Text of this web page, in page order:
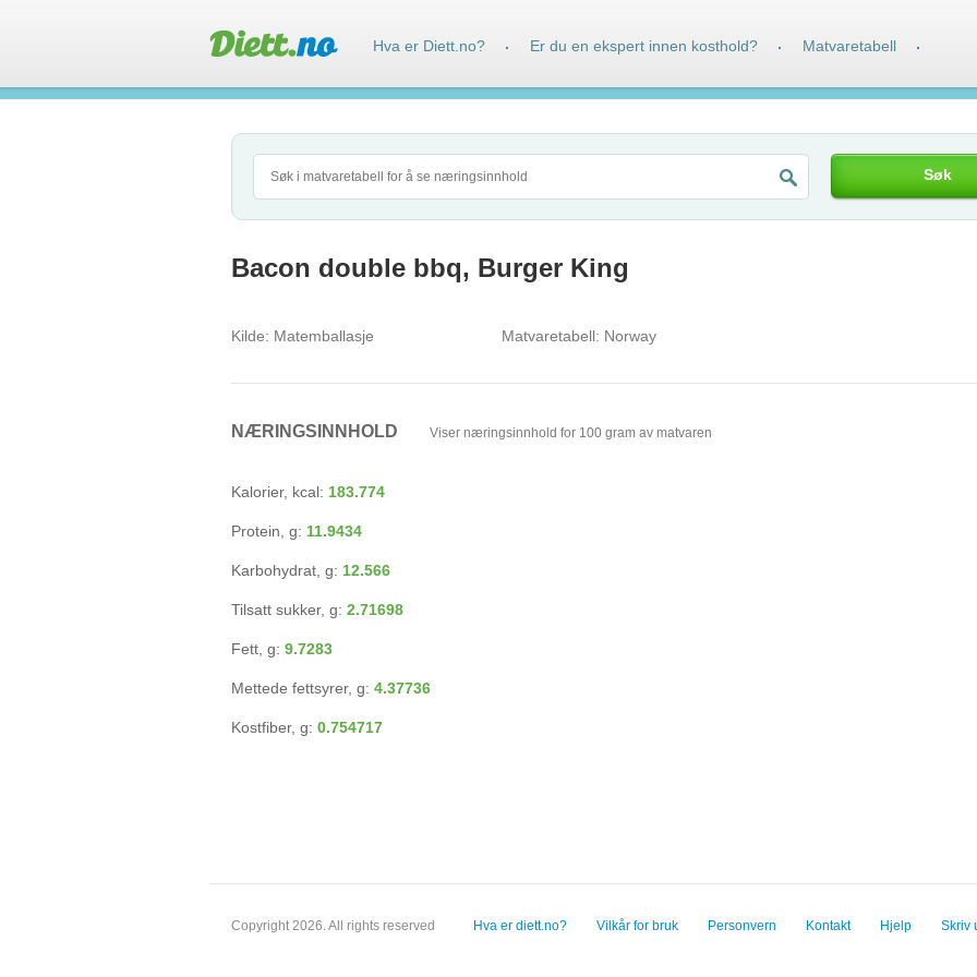
Søk
Bacon double bbq, Burger King
Kilde: Matemballasje Matvaretabell: Norway
NÆRINGSINNHOLD Viser næringsinnhold for 100 gram av matvaren
Kalorier, kcal: 183.774
Protein, g: 11.9434
Karbohydrat, g: 12.566
Tilsatt sukker, g: 2.71698
Fett, g: 9.7283
Mettede fettsyrer, g: 4.37736
Kostfiber, g: 0.754717
Copyright 2026. All rights reserved Hva er diett.no? Vilkår for bruk Personvern Kontakt Hjelp Skriv
Hva er Diett.no? · Er du en ekspert innen kosthold? · Matvaretabell ·